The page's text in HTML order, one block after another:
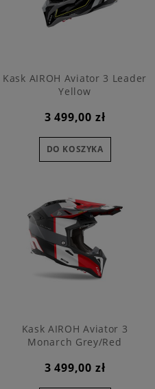
Kask AIROH Aviator 3 Leader
Yellow
3 499,00 zł
DO KOSZYKA
Kask AIROH Aviator 3
Monarch Grey/Red
3 499,00 zł